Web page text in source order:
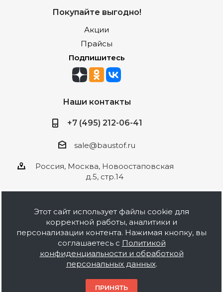
Покупайте выгодно!
Акции
Прайсы
Подпишитесь
Наши контакты
+7 (495) 212-06-41
sale@baustof.ru
Россия, Москва, Новоостаповская
д.5, стр.14
2026 © ООО Баустов. Собственное
производство лакокрасочной продукции,
оптовая и розничная продажа строительных
материалов, комплектация объектов под ключ.
Информация на сайте носит ознакомительный
характер и не является публичной офертой.
Этот сайт использует файлы cookie для
корректной работы, аналитики и
персонализации контента. Нажимая кнопку, вы
соглашаетесь с Политикой
конфиденциальности и обработкой
персональных данных.
ПРИНЯТЬ